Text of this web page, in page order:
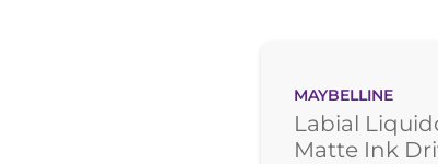
MAYBELLINE
Labial
Matte Ink